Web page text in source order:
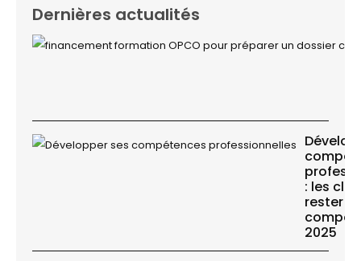
Dernières actualités
: les
rester
2025